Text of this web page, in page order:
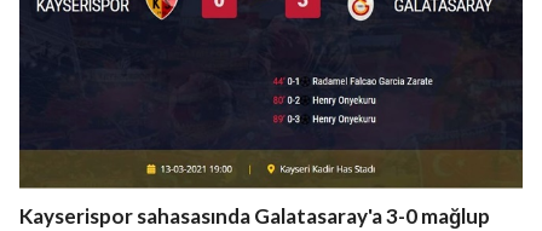
Kayserispor sahasasında Galatasaray'a 3-0 mağlup